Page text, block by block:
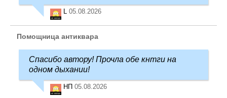
L 05.08.2026
Помощница антиквара
Спасибо автору! Прочла обе кнтги на
одном дыхании!
НП 05.08.2026